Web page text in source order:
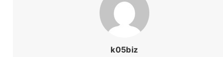
k05biz